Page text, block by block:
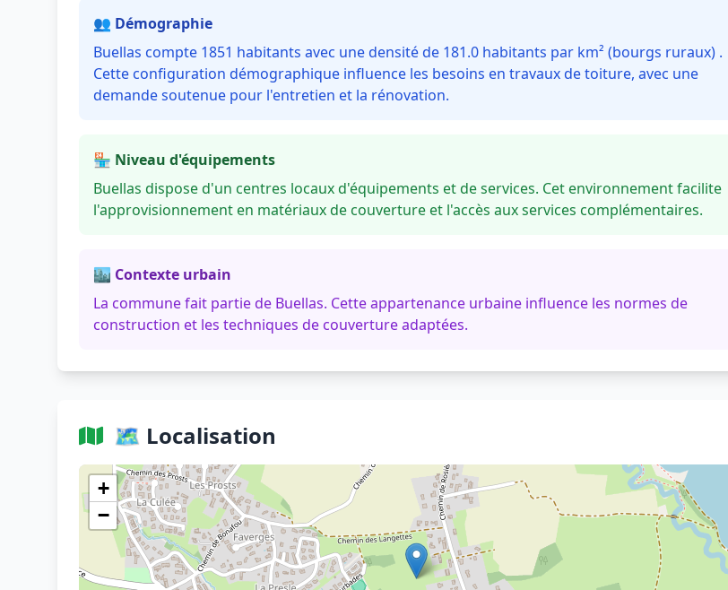
👥 Démographie
Buellas compte 1851 habitants avec une densité de 181.0 habitants par km² (bourgs ruraux) .
Cette configuration démographique influence les besoins en travaux de toiture, avec une
demande soutenue pour l'entretien et la rénovation.
🏪 Niveau d'équipements
Buellas dispose d'un centres locaux d'équipements et de services. Cet environnement facilite
l'approvisionnement en matériaux de couverture et l'accès aux services complémentaires.
🏙️ Contexte urbain
La commune fait partie de Buellas. Cette appartenance urbaine influence les normes de
construction et les techniques de couverture adaptées.
🗺️ Localisation
+
−
Voir sur OpenStreetMap